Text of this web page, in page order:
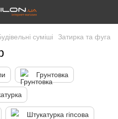
суміші Затирка та фуга
Грунтовка
Штукатурка гіпсова